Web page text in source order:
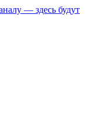
— здесь будут